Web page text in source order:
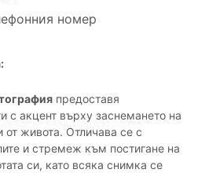
номер
предоставя
с акцент върху заснемането на
живота. Отличава се с
и стремеж към постигане на
си, като всяка снимка се